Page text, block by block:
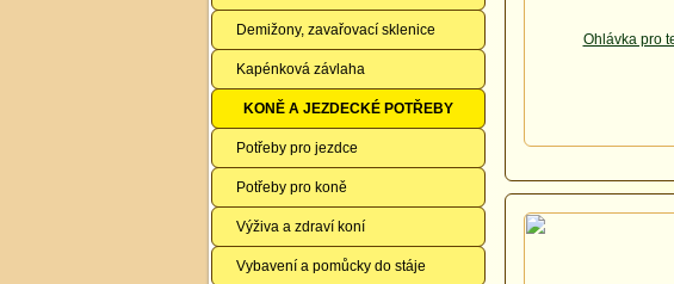
Demižony, zavařovací sklenice
Kapénková závlaha
KONĚ A JEZDECKÉ POTŘEBY
Potřeby pro jezdce
Potřeby pro koně
Výživa a zdraví koní
Vybavení a pomůcky do stáje